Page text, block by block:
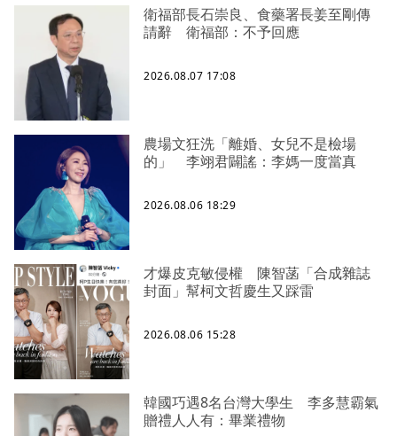
衛福部長石崇良、食藥署長姜至剛傳
請辭 衛福部：不予回應
2026.08.07 17:08
農場文狂洗「離婚、女兒不是檢場
的」 李翊君闢謠：李媽一度當真
2026.08.06 18:29
才爆皮克敏侵權 陳智菡「合成雜誌
封面」幫柯文哲慶生又踩雷
2026.08.06 15:28
韓國巧遇8名台灣大學生 李多慧霸氣
贈禮人人有：畢業禮物